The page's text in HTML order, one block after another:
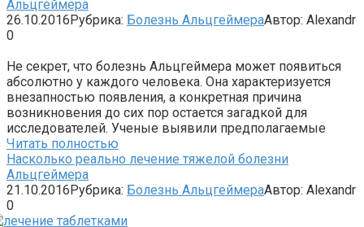
Альцгеймера
26.10.2016Рубрика: Болезнь АльцгеймераАвтор: Alexandr
0
Не секрет, что болезнь Альцгеймера может появиться
абсолютно у каждого человека. Она характеризуется
внезапностью появления, а конкретная причина
возникновения до сих пор остается загадкой для
исследователей. Ученые выявили предполагаемые
Читать полностью
Насколько реально лечение тяжелой болезни
Альцгеймера
21.10.2016Рубрика: Болезнь АльцгеймераАвтор: Alexandr
0